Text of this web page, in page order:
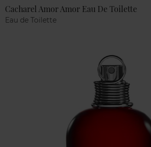
Cacharel Amor Amor Eau De Toilette
Eau de Toilette